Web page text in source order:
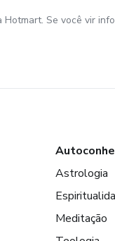
Se você vir
Astrologia
Meditação